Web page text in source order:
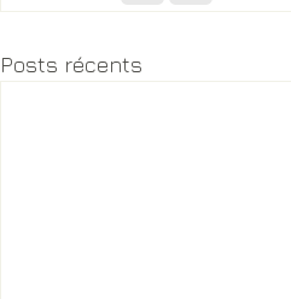
Posts récents